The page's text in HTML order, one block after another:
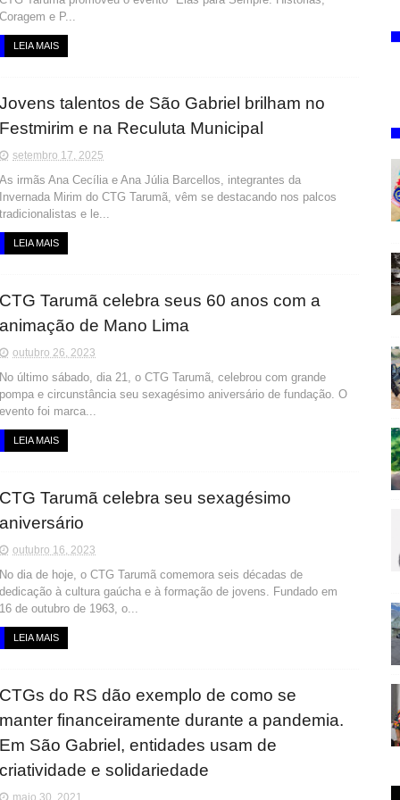
Coragem e P...
LEIA MAIS
Jovens talentos de São Gabriel brilham no
Festmirim e na Reculuta Municipal
setembro 17, 2025
As irmãs Ana Cecília e Ana Júlia Barcellos, integrantes da
Invernada Mirim do CTG Tarumã, vêm se destacando nos palcos
tradicionalistas e le...
LEIA MAIS
CTG Tarumã celebra seus 60 anos com a
animação de Mano Lima
outubro 26, 2023
No último sábado, dia 21, o CTG Tarumã, celebrou com grande
pompa e circunstância seu sexagésimo aniversário de fundação. O
evento foi marca...
LEIA MAIS
CTG Tarumã celebra seu sexagésimo
aniversário
outubro 16, 2023
No dia de hoje, o CTG Tarumã comemora seis décadas de
dedicação à cultura gaúcha e à formação de jovens. Fundado em
16 de outubro de 1963, o...
LEIA MAIS
CTGs do RS dão exemplo de como se
manter financeiramente durante a pandemia.
Em São Gabriel, entidades usam de
criatividade e solidariedade
maio 30, 2021